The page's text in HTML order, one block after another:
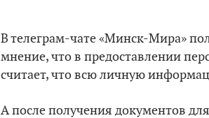
В телеграм-чате «Минск-Мира»
мнение, что в предоставлении
считает, что всю личную
А после получения документов